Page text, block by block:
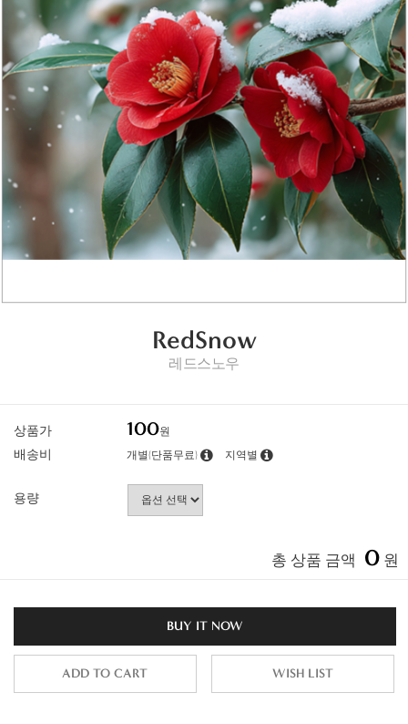
RedSnow
레드스노우
상품가 100원
배송비 개별(단품무료) 지역별
용량
총 상품 금액 0 원
BUY IT NOW
ADD TO CART WISH LIST